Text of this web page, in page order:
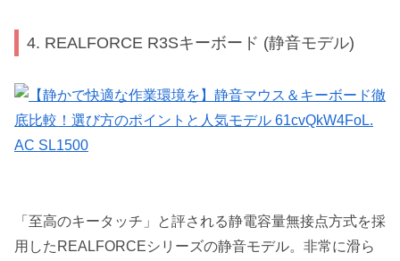
4. REALFORCE R3Sキーボード (静音モデル)
「至高のキータッチ」と評される静電容量無接点方式を採
用したREALFORCEシリーズの静音モデル。非常に滑ら